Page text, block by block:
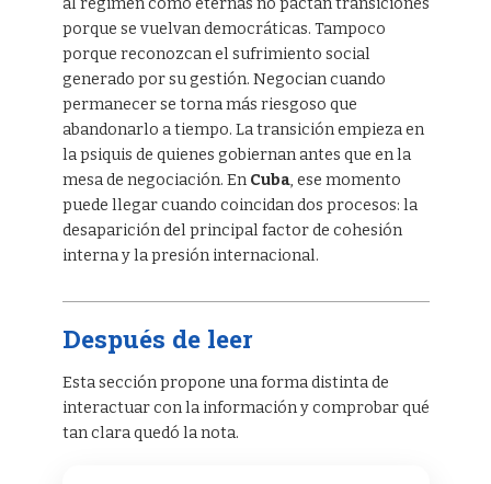
al régimen como eternas no pactan transiciones
porque se vuelvan democráticas. Tampoco
porque reconozcan el sufrimiento social
generado por su gestión. Negocian cuando
permanecer se torna más riesgoso que
abandonarlo a tiempo. La transición empieza en
la psiquis de quienes gobiernan antes que en la
mesa de negociación. En Cuba, ese momento
puede llegar cuando coincidan dos procesos: la
desaparición del principal factor de cohesión
interna y la presión internacional.
Después de leer
Esta sección propone una forma distinta de
interactuar con la información y comprobar qué
tan clara quedó la nota.